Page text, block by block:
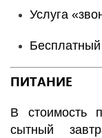
Услуга
Бесплатный
ПИТАНИЕ
В стоимость
сытный